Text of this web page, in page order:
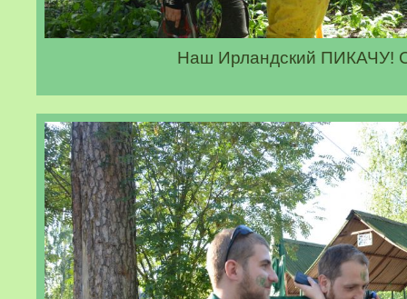
Наш Ирландский ПИКАЧУ!